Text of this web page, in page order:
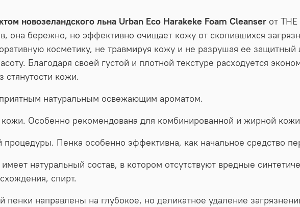
новозеландского льна Urban Eco Harakeke Foam Cleanser от
она бережно, но эффективно очищает кожу от скопившихся
косметику, не травмируя кожу и не разрушая ее
Благодаря своей густой и плотной текстуре расходуется
стянутости кожи.
натуральным освежающим ароматом.
кожи. Особенно рекомендована для комбинированной и жирной
Пенка особенно эффективна, как начальное средство
натуральный состав, в котором отсутствуют вредные
спирт.
направлены на глубокое, но деликатное удаление